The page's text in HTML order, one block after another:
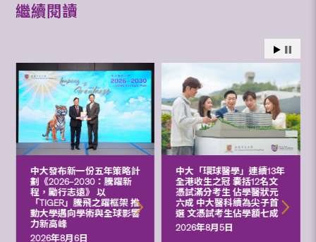
繼續閱讀
中大發布新一份五年策略計
劃《2026‒2030：騰躍新
程，勵行志遠》 以
「TIGER」騰飛之躍框架 推
動大學邁向學術與全球影響
力新高峰
2026年8月6日
中大「環球醫學」連續13年
全港收生之冠 囊括12名文
憑試滿分考生 佔學醫狀元
六成 中大醫科續為尖子首
選 文憑試考生佔學額七成
2026年8月5日